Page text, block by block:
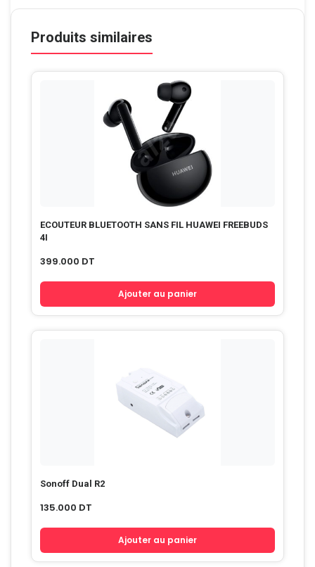
Produits similaires
ECOUTEUR BLUETOOTH SANS FIL HUAWEI FREEBUDS
4I
399.000 DT
Ajouter au panier
Sonoff Dual R2
135.000 DT
Ajouter au panier